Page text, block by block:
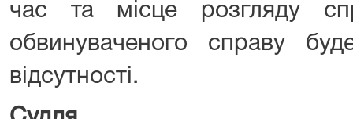
час та місце розгляду
обвинуваченого справу
відсутності.